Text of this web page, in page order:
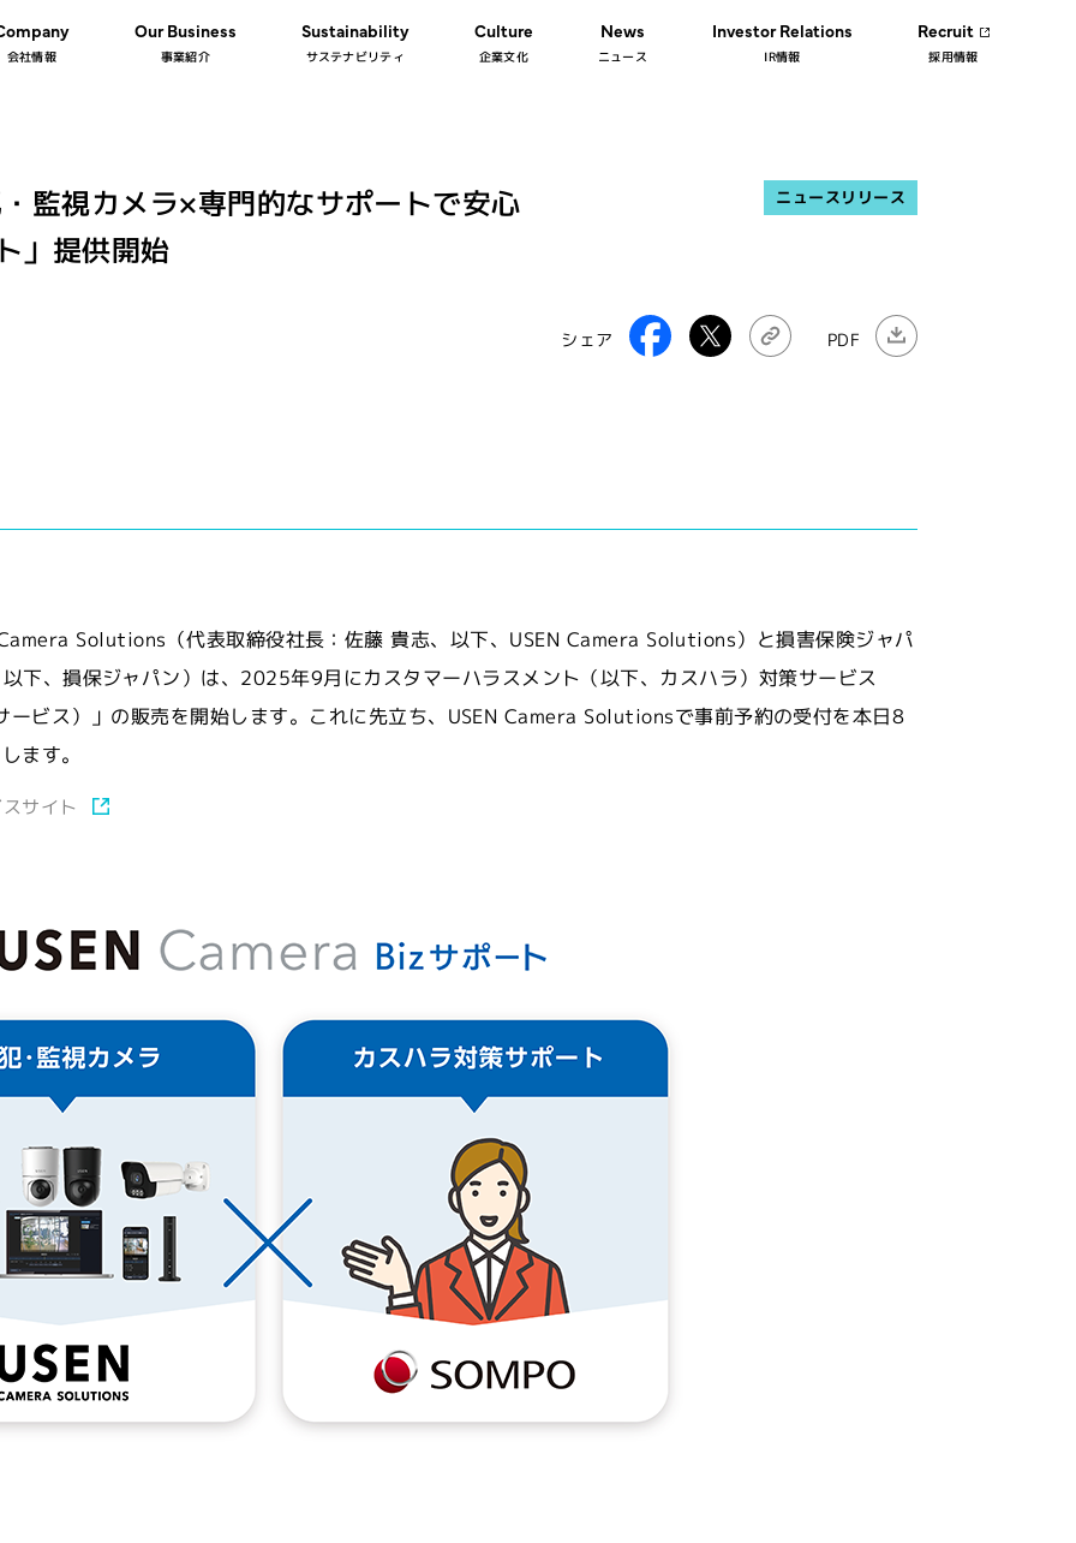
会社情報
Our Business
事業紹介
Sustainability
サステナビリティ
Culture
企業文化
News
ニュース
Investor Relations
IR情報
Recruit
採用情報
監視カメラ×専門的なサポートで安心
」提供開始
ニュースリリース
シェア PDF
Solutions（代表取締役社長：佐藤 貴志、以下、USEN Camera Solutions）と損害保険ジャパ
下、損保ジャパン）は、2025年9月にカスタマーハラスメント（以下、カスハラ）対策サービス
ビス）」の販売を開始します。これに先立ち、USEN Camera Solutionsで事前予約の受付を本日8
ます。
サイト